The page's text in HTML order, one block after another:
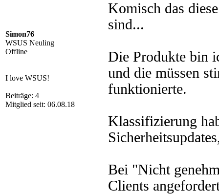
Simon76
WSUS Neuling
Offline
I love WSUS!
Beiträge: 4
Mitglied seit: 06.08.18
Komisch das
sind...
Die Produkte bin
und die müssen
funktionierte.
Klassifizierung
Bei "Nicht
Clients